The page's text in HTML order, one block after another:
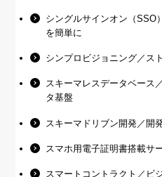
シングルサインオン（SSO
を簡単に
シンプロビジョニング／ス
スキーマレスデータベース
タ基盤
スキーマドリブン開発／開
スマホ用電子証明書搭載サ
スマートコントラクト／ビ